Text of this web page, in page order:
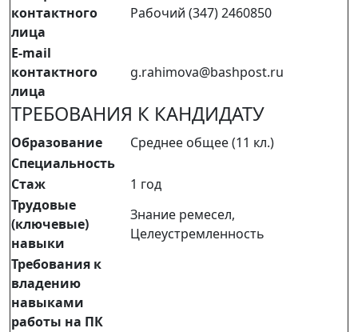
контактного
лица
Рабочий (347) 2460850
E-mail
контактного
лица
g.rahimova@bashpost.ru
ТРЕБОВАНИЯ К КАНДИДАТУ
Образование
Среднее общее (11 кл.)
Специальность
Стаж
1 год
Трудовые
(ключевые)
навыки
Знание ремесел,
Целеустремленность
Требования к
владению
навыками
работы на ПК